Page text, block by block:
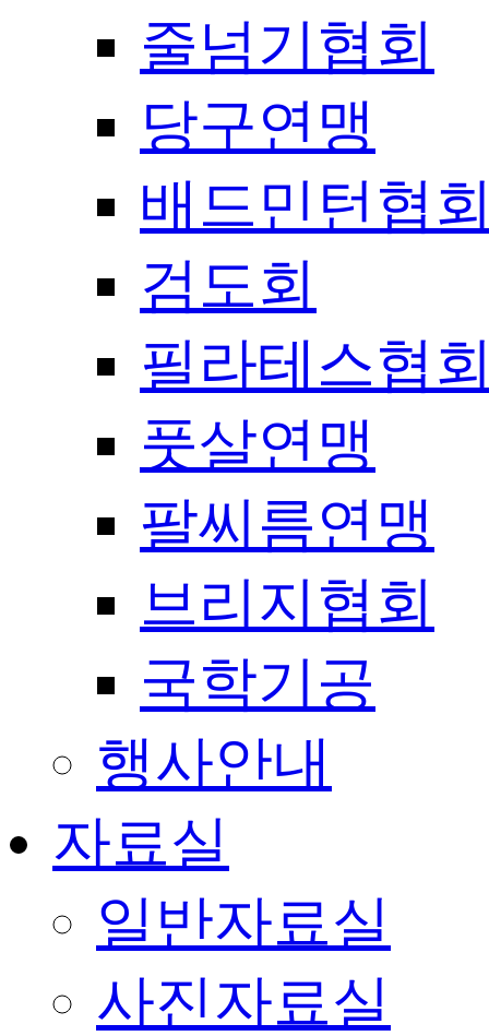
줄넘기협회
당구연맹
배드민턴협
검도회
필라테스협
풋살연맹
팔씨름연맹
브리지협회
국학기공
행사안내
자료실
일반자료실
사진자료실